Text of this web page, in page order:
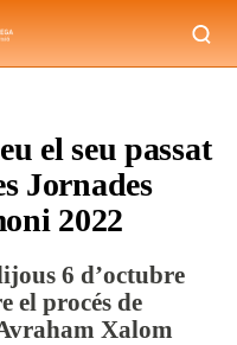
el seu passat
Jornades
2022
6 d’octubre
el procés de
Xalom